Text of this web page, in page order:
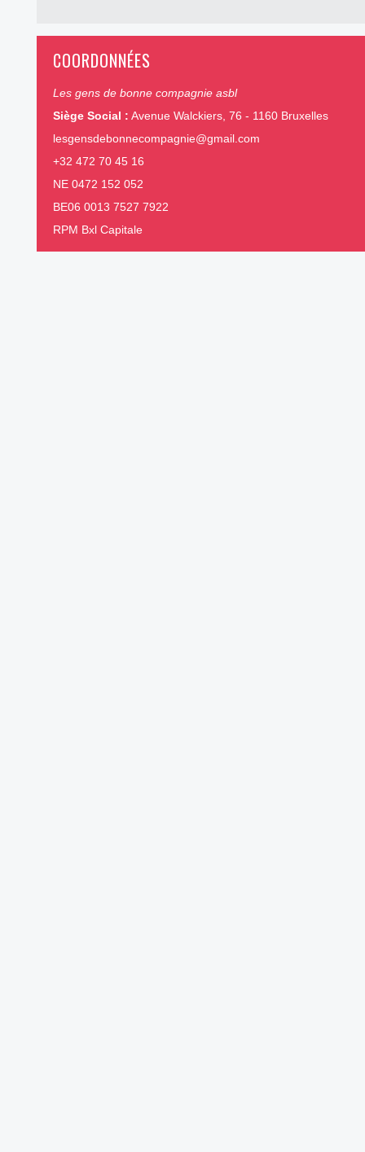
COORDONNÉES
Les gens de bonne compagnie asbl
Siège Social : Avenue Walckiers, 76 - 1160 Bruxelles
lesgensdebonnecompagnie@gmail.com
+32 472 70 45 16
NE 0472 152 052
BE06 0013 7527 7922
RPM Bxl Capitale